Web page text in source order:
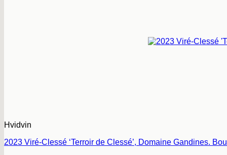
Hvidvin
2023 Viré-Clessé ‘Terroir de Clessé’, Domaine Gandines.